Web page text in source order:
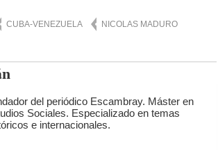
CUBA-VENEZUELA
NICOLAS MADURO
del periódico Escambray. Máster en
Sociales. Especializado en temas
e internacionales.